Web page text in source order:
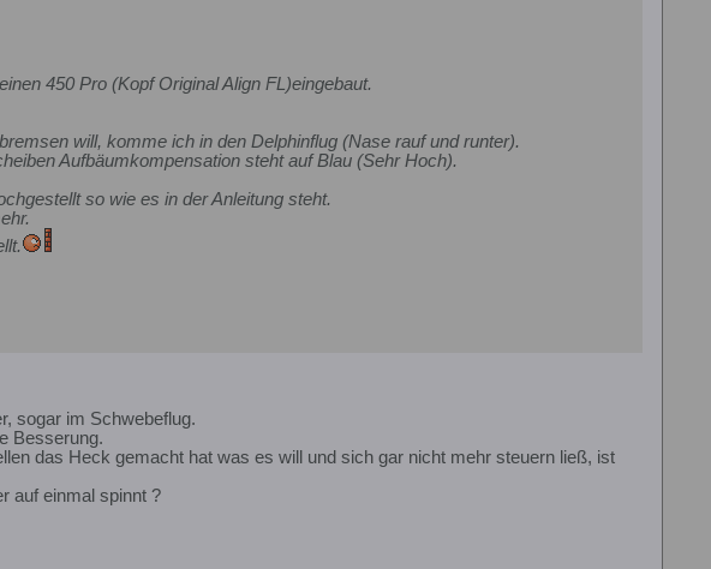
450 Pro (Kopf Original Align FL)eingebaut.
will, komme ich in den Delphinflug (Nase rauf und runter).
Aufbäumkompensation steht auf Blau (Sehr Hoch).
so wie es in der Anleitung steht.
sogar im Schwebeflug.
Besserung.
das Heck gemacht hat was es will und sich gar nicht mehr steuern ließ, ist
auf einmal spinnt ?